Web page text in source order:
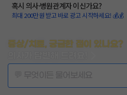
혹시 의사·병원관계자 이신가요?
최대 200만원 받고 바로 광고 시작하세요! 💰💰
증상/치료, 궁금한 점이 있나요?